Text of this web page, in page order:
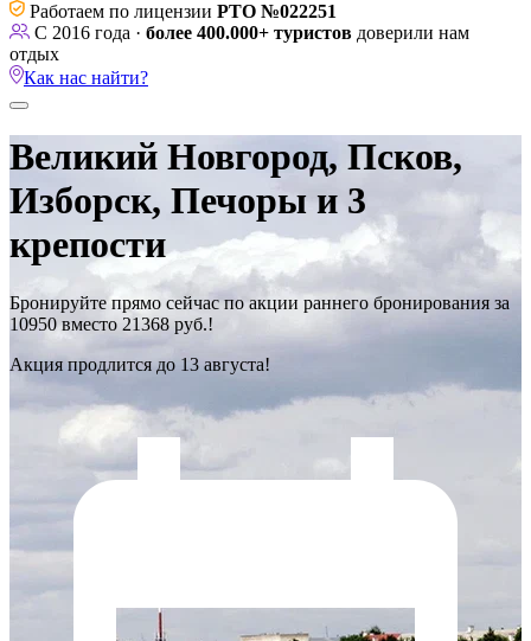
Работаем по лицензии РТО №022251
С 2016 года · более 400.000+ туристов доверили нам
отдых
Как нас найти?
Великий Новгород, Псков,
Изборск, Печоры и 3
крепости
Бронируйте прямо сейчас по акции раннего бронирования за
10950 вместо 21368 руб.!
Акция продлится до 13 августа!